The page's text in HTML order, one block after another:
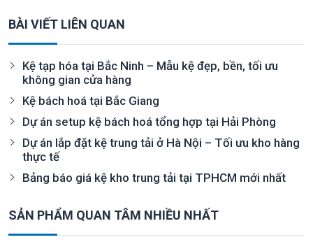
BÀI VIẾT LIÊN QUAN
Kệ tạp hóa tại Bắc Ninh – Mẫu kệ đẹp, bền, tối ưu
không gian cửa hàng
Kệ bách hoá tại Bắc Giang
Dự án setup kệ bách hoá tổng hợp tại Hải Phòng
Dự án lắp đặt kệ trung tải ở Hà Nội – Tối ưu kho hàng
thực tế
Bảng báo giá kệ kho trung tải tại TPHCM mới nhất
SẢN PHẨM QUAN TÂM NHIỀU NHẤT